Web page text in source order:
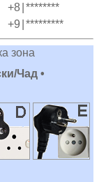
+8 ********
+9 *********
зона
Чад •